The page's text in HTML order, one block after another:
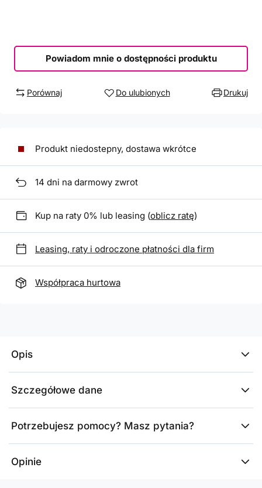
Powiadom mnie o dostępności produktu
Porównaj Do ulubionych Drukuj
Produkt niedostepny, dostawa wkrótce
14 dni na darmowy zwrot
Kup na raty 0% lub leasing (oblicz ratę)
Leasing, raty i odroczone płatności dla firm
Współpraca hurtowa
Opis
Szczegółowe dane
Potrzebujesz pomocy? Masz pytania?
Opinie